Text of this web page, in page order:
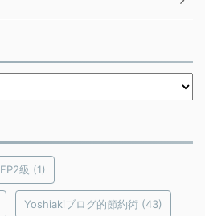
FP2級 (1)
Yoshiakiブログ的節約術 (43)